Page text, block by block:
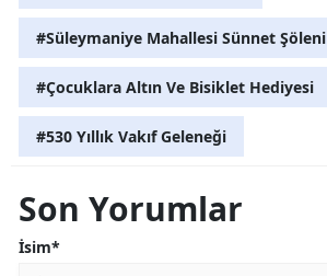
#Süleymaniye Mahallesi Sünnet Şöleni
#Çocuklara Altın Ve Bisiklet Hediyesi
#530 Yıllık Vakıf Geleneği
Son Yorumlar
İsim*